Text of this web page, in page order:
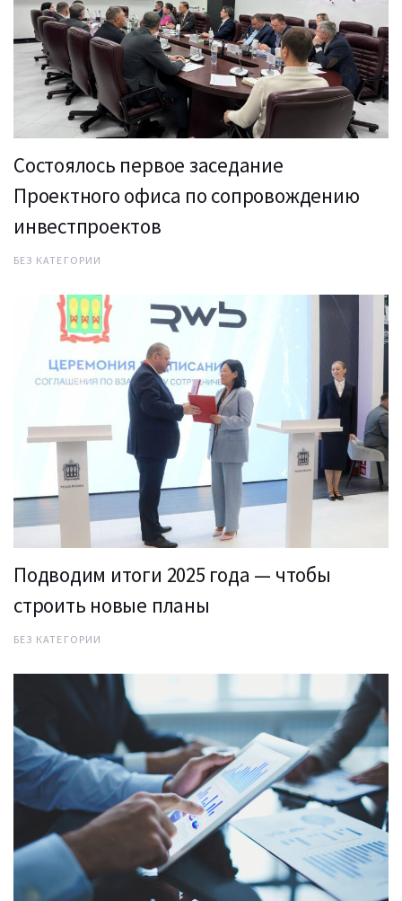
Состоялось первое заседание
Проектного офиса по сопровождению
инвестпроектов
БЕЗ КАТЕГОРИИ
Подводим итоги 2025 года — чтобы
строить новые планы
БЕЗ КАТЕГОРИИ